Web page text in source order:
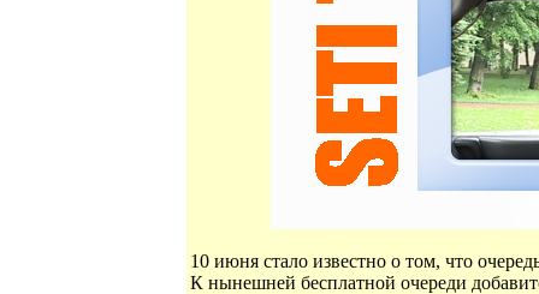
10 июня стало известно о том, что
К нынешней бесплатной очереди